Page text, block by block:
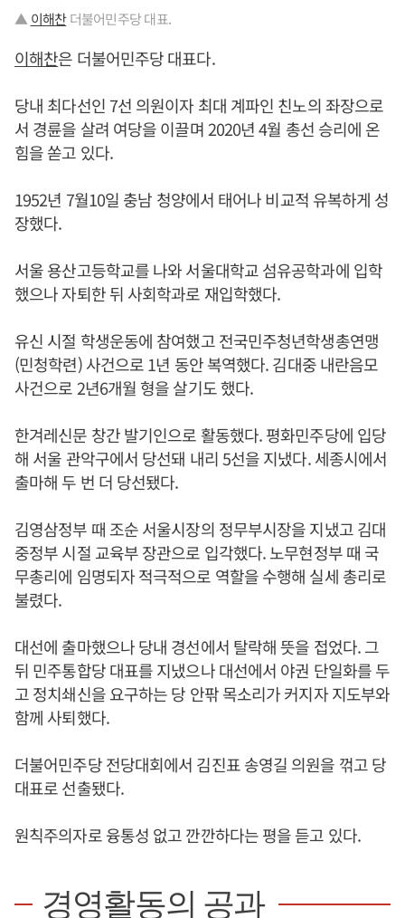
▲이해찬더불어민주당 대표.
이해찬은 더불어민주당 대표다.
당내 최다선인 7선 의원이자 최대 계파인 친노의 좌장으로
서 경륜을 살려 여당을 이끌며 2020년 4월 총선 승리에 온
힘을 쏟고 있다.
1952년 7월10일 충남 청양에서 태어나 비교적 유복하게 성
장했다.
서울 용산고등학교를 나와 서울대학교 섬유공학과에 입학
했으나 자퇴한 뒤 사회학과로 재입학했다.
유신 시절 학생운동에 참여했고 전국민주청년학생총연맹
(민청학련) 사건으로 1년 동안 복역했다. 김대중 내란음모
사건으로 2년6개월 형을 살기도 했다.
한겨레신문 창간 발기인으로 활동했다. 평화민주당에 입당
해 서울 관악구에서 당선돼 내리 5선을 지냈다. 세종시에서
출마해 두 번 더 당선됐다.
김영삼정부 때 조순 서울시장의 정무부시장을 지냈고 김대
중정부 시절 교육부 장관으로 입각했다. 노무현정부 때 국
무총리에 임명되자 적극적으로 역할을 수행해 실세 총리로
불렸다.
대선에 출마했으나 당내 경선에서 탈락해 뜻을 접었다. 그
뒤 민주통합당 대표를 지냈으나 대선에서 야권 단일화를 두
고 정치쇄신을 요구하는 당 안팎 목소리가 커지자 지도부와
함께 사퇴했다.
더불어민주당 전당대회에서 김진표 송영길 의원을 꺾고 당
대표로 선출됐다.
원칙주의자로 융통성 없고 깐깐하다는 평을 듣고 있다.
경영활동의 공과